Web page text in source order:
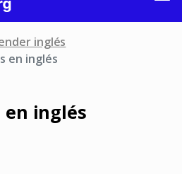
inglés
en inglés
en inglés